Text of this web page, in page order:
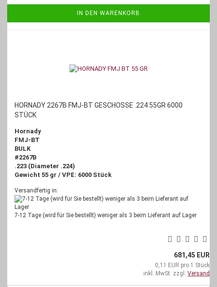
IN DEN WARENKORB
HORNADY 2267B FMJ-BT GESCHOSSE .224 55GR 6000
STÜCK
Hornady
FMJ-BT
BULK
#2267B
.223 (Diameter .224)
Gewicht 55 gr / VPE: 6000 Stück
Versandfertig in:
7-12 Tage (wird für Sie bestellt) weniger als 3 beim Lieferant auf Lager
681,45 EUR
0,11 EUR pro 1 Stück
inkl. MwSt. zzgl. Versand